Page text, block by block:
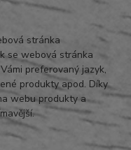
stránka
se webová stránka
preferovaný jazyk,
produkty apod. Díky
webu produkty a